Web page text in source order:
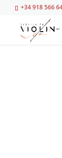
+34 918 566